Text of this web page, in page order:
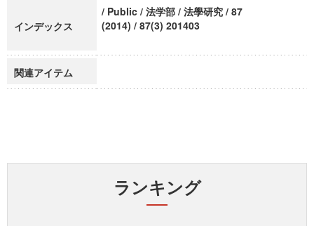
インデックス
/ Public / 法学部 / 法學研究 / 87
(2014) / 87(3) 201403
関連アイテム
ランキング